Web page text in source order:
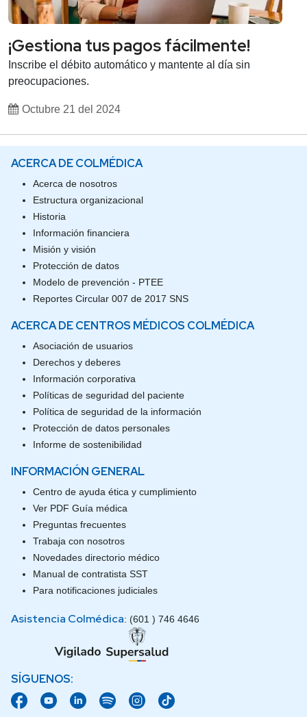
¡Gestiona tus pagos fácilmente!
Inscribe el débito automático y mantente al día sin
preocupaciones.
Octubre 21 del 2024
ACERCA DE COLMÉDICA
Acerca de nosotros
Estructura organizacional
Historia
Información financiera
Misión y visión
Protección de datos
Modelo de prevención - PTEE
Reportes Circular 007 de 2017 SNS
ACERCA DE CENTROS MÉDICOS COLMÉDICA
Asociación de usuarios
Derechos y deberes
Información corporativa
Políticas de seguridad del paciente
Política de seguridad de la información
Protección de datos personales
Informe de sostenibilidad
INFORMACIÓN GENERAL
Centro de ayuda ética y cumplimiento
Ver PDF Guía médica
Preguntas frecuentes
Trabaja con nosotros
Novedades directorio médico
Manual de contratista SST
Para notificaciones judiciales
Asistencia Colmédica: (601 ) 746 4646
SÍGUENOS: